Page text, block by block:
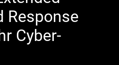
Response
Cyber-